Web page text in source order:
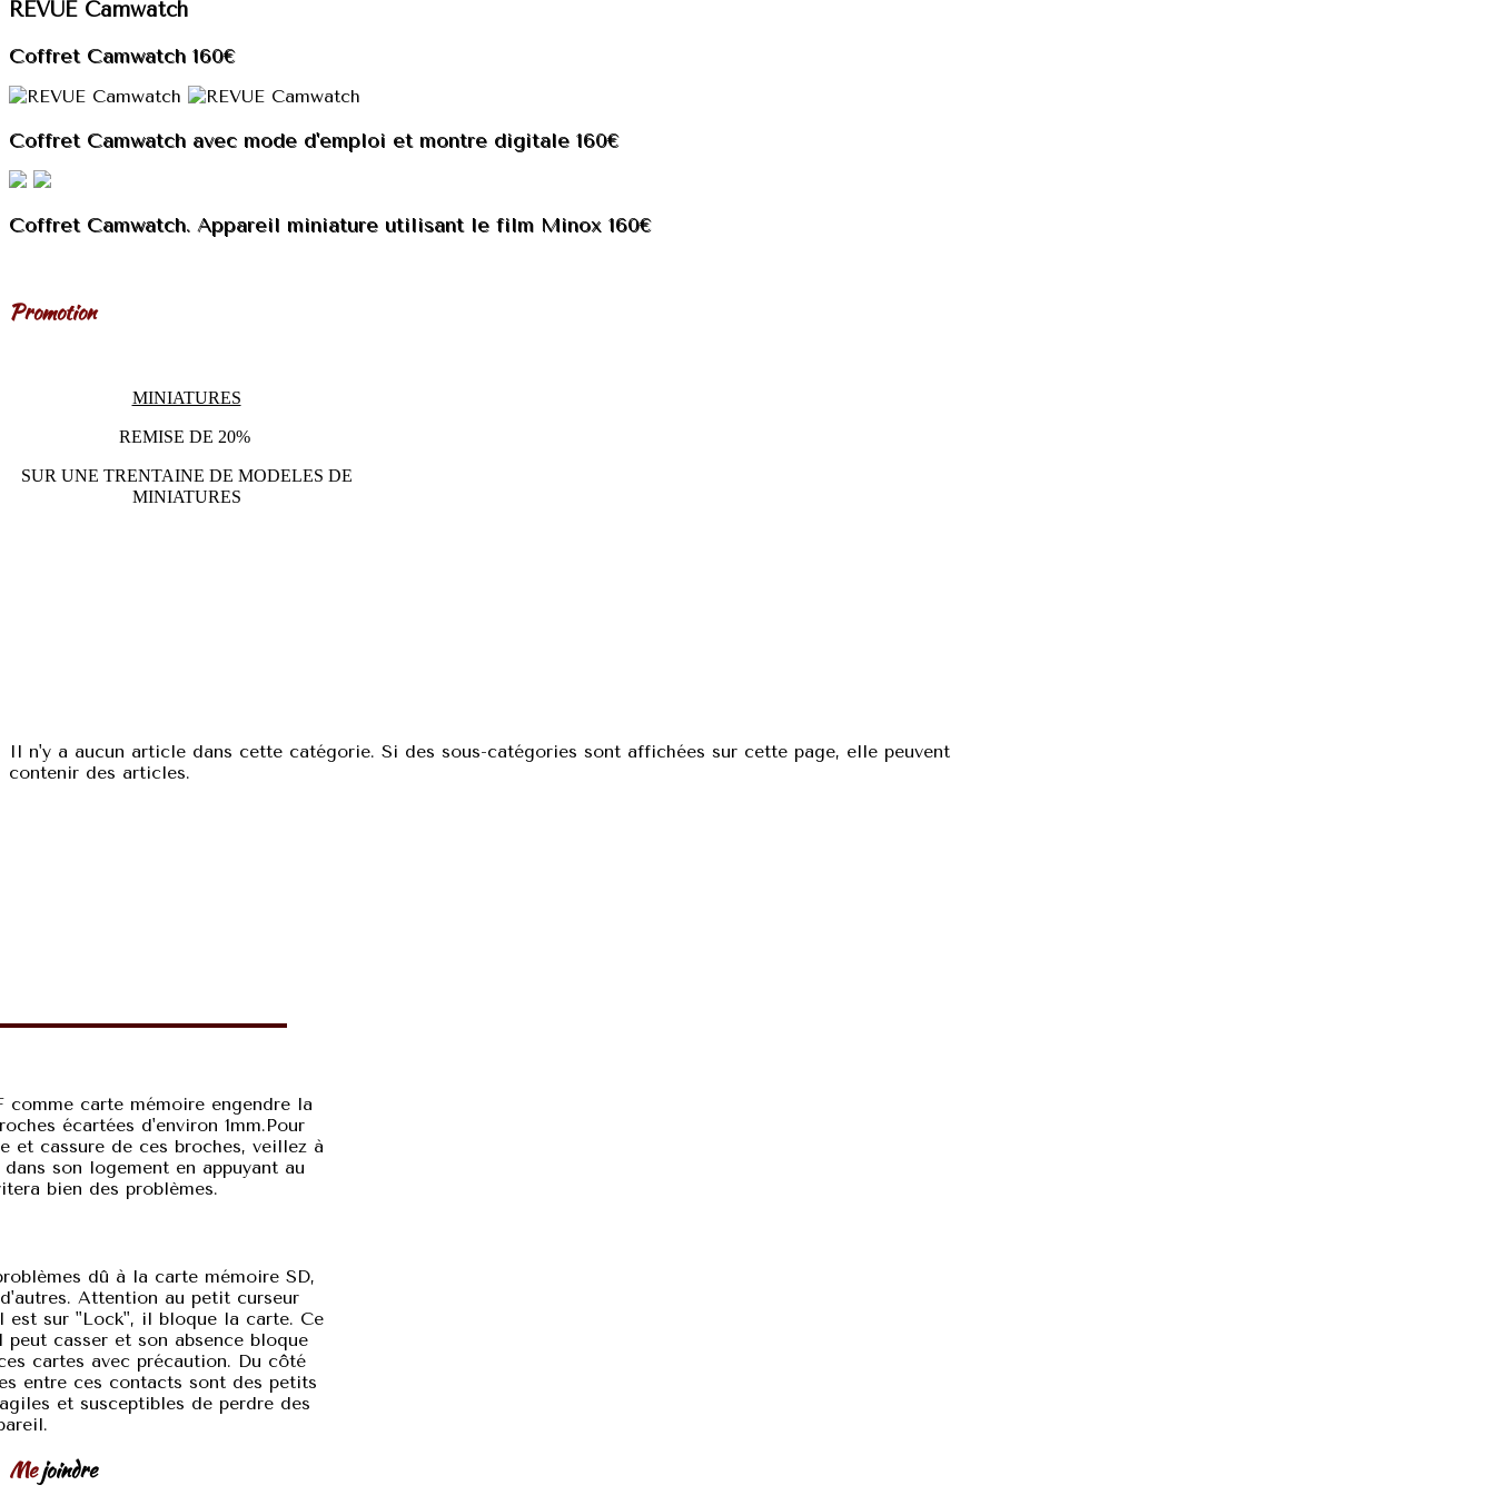
REVUE Camwatch
Coffret Camwatch 160€
Coffret Camwatch avec mode d'emploi et montre digitale 160€
Coffret Camwatch. Appareil miniature utilisant le film Minox 160€
Promotion
MINIATURES
REMISE DE 20%
SUR UNE TRENTAINE DE MODELES DE
MINIATURES
Il n'y a aucun article dans cette catégorie. Si des sous-catégories sont affichées sur cette page, elle peuvent
contenir des articles.
carte mémoire engendre la
écartées d'environ 1mm.Pour
et cassure de ces broches, veillez à
son logement en appuyant au
bien des problèmes.
dû à la carte mémoire SD,
Attention au petit curseur
sur "Lock", il bloque la carte. Ce
casser et son absence bloque
cartes avec précaution. Du côté
entre ces contacts sont des petits
et susceptibles de perdre des
Mejoindre